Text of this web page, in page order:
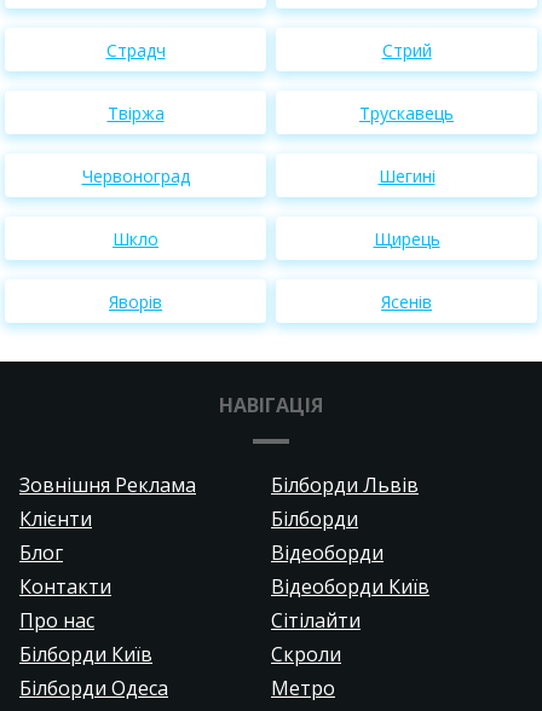
Страдч Стрий
Твіржа Трускавець
Червоноград Шегині
Шкло Щирець
Яворів Ясенів
НАВІГАЦІЯ
Зовнішня Реклама
Білборди Львів
Клієнти
Білборди
Блог
Відеоборди
Контакти
Відеоборди Київ
Про нас
Сітілайти
Білборди Київ
Скроли
Білборди Одеса
Метро